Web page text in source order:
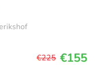
€225 €155